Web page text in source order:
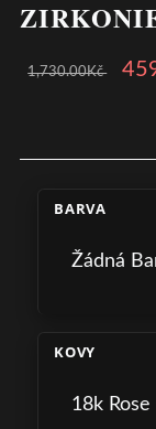
1,730.00Kč
BARVA
Žádná
KOVY
18k Rose